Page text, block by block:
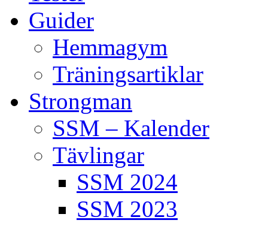
Guider
Hemmagym
Träningsartiklar
Strongman
SSM – Kalender
Tävlingar
SSM 2024
SSM 2023